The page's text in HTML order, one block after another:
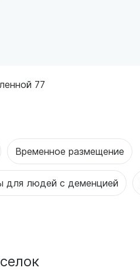
77
Временное размещение
для людей с деменцией